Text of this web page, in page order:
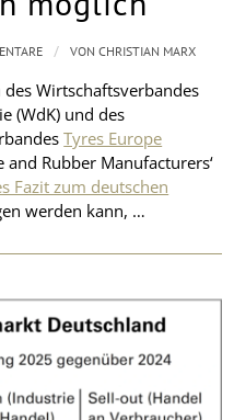
Wirtschaftsverbandes
(WdK) und des
Tyres Europe
and Rubber Manufacturers‘
Fazit zum deutschen
werden kann, …
/ VONCHRISTIAN MARX